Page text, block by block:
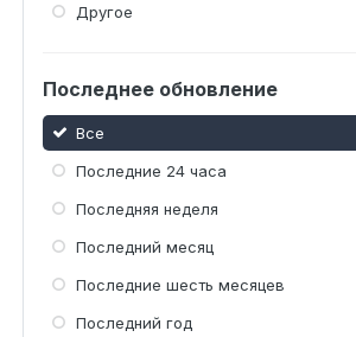
Другое
Последнее обновление
Все
Последние 24 часа
Последняя неделя
Последний месяц
Последние шесть месяцев
Последний год